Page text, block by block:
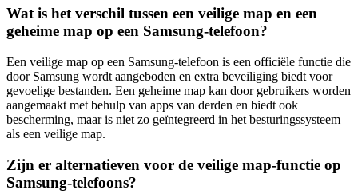
Wat is het verschil tussen een veilige map en een
geheime map op een Samsung-telefoon?
Een veilige map op een Samsung-telefoon is een officiële functie die
door Samsung wordt aangeboden en extra beveiliging biedt voor
gevoelige bestanden. Een geheime map kan door gebruikers worden
aangemaakt met behulp van apps van derden en biedt ook
bescherming, maar is niet zo geïntegreerd in het besturingssysteem
als een veilige map.
Zijn er alternatieven voor de veilige map-functie op
Samsung-telefoons?